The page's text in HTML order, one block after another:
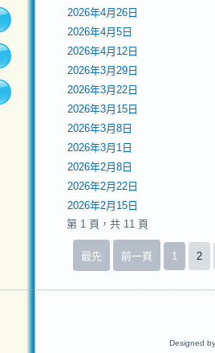
2026年4月26日
2026年4月5日
2026年4月12日
2026年3月29日
2026年3月22日
2026年3月15日
2026年3月8日
2026年3月1日
2026年2月8日
2026年2月22日
2026年2月15日
第 1 頁，共 11 頁
最先 前一頁 1 2
Designed